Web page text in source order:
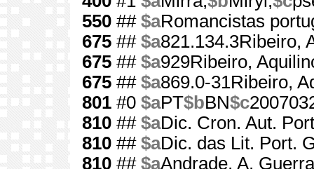
550 ## $aRomancistas
675 ## $a821.134.3Ribeiro,
675 ## $a929Ribeiro,
675 ## $a869.0-31Ribeiro,
801 #0 $aPT$bBN$c
810 ## $aDic. Cron. Aut.
810 ## $aDic. das Lit. Port.
810 ## $aAndrade, A.